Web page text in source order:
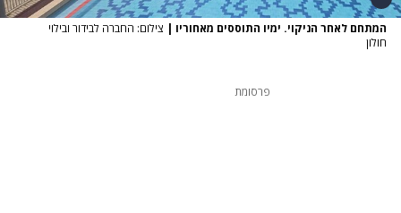
המתחם לאחר הניקוי. ימיו התוססים מאחוריו | צילום: החברה לבידור ובילוי
חולון
פרסומת